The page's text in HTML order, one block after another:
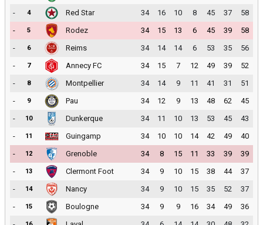
-
4 Red Star 34 16 10 8 45 37
58
-
5 Rodez 34 15 13 6 45 39
58
-
6 Reims 34 14 14 6 53 35
56
-
7 Annecy FC 34 15 7 12 49 39
52
-
8 Montpellier 34 14 9 11 41 31
51
-
9 Pau 34 12 9 13 48 62
45
-
10 Dunkerque 34 11 10 13 53 45
43
-
11 Guingamp 34 10 10 14 42 49
40
-
12 Grenoble 34 8 15 11 33 39
39
-
13 Clermont Foot 34 9 10 15 38 44
37
-
14 Nancy 34 9 10 15 35 52
37
-
15 Boulogne 34 9 9 16 34 49
36